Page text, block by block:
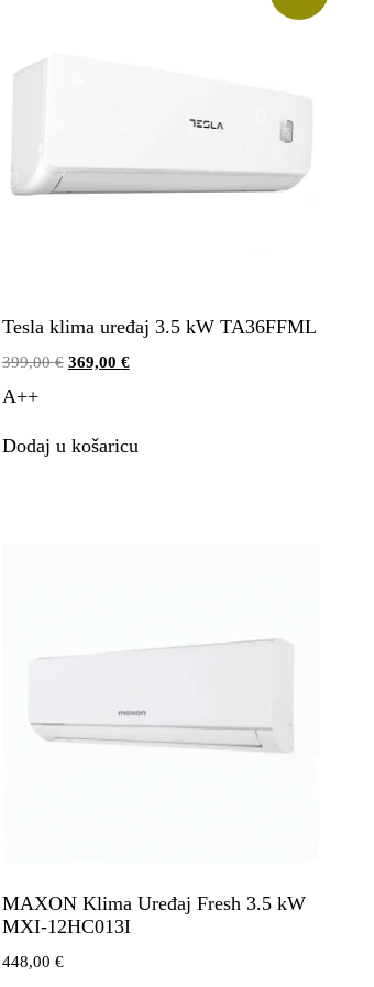
Tesla klima uređaj 3.5 kW TA36FFML
399,00€ 369,00 €
A++
Dodaj u košaricu
MAXON Klima Uređaj Fresh 3.5 kW
MXI-12HC013I
448,00 €